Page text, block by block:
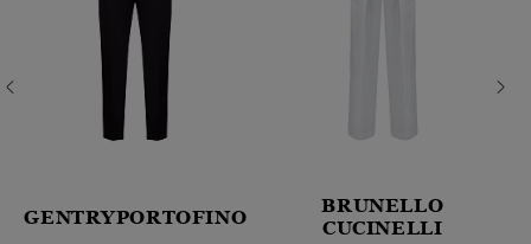
GENTRYPORTOFINO
BRUNELLO
CUCINELLI